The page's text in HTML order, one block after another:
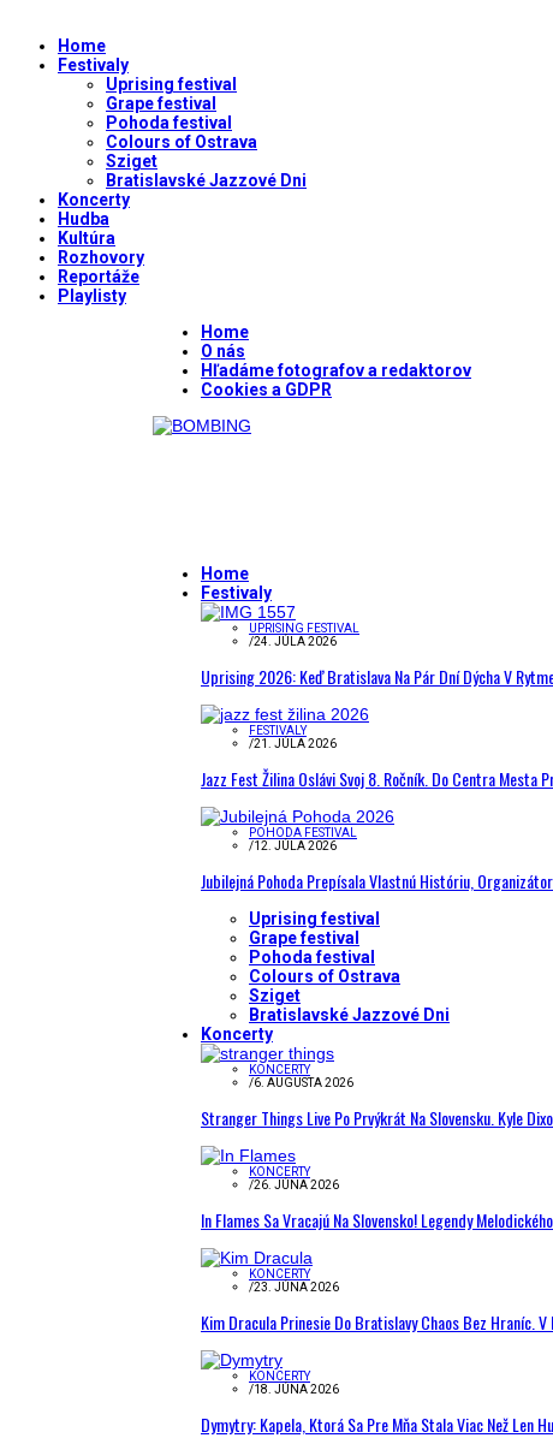
Home
Festivaly
Uprising festival
Grape festival
Pohoda festival
Colours of Ostrava
Sziget
Bratislavské Jazzové Dni
Koncerty
Hudba
Kultúra
Rozhovory
Reportáže
Playlisty
Home
O nás
Hľadáme fotografov a redaktorov
Cookies a GDPR
Home
Festivaly
UPRISING FESTIVAL
/24. JÚLA 2026
Uprising 2026: Keď Bratislava Na Pár Dní Dýcha V
FESTIVALY
/21. JÚLA 2026
Jazz Fest Žilina Oslávi Svoj 8. Ročník. Do Centra Mesta
POHODA FESTIVAL
/12. JÚLA 2026
Jubilejná Pohoda Prepísala Vlastnú Históriu,
Uprising festival
Grape festival
Pohoda festival
Colours of Ostrava
Sziget
Bratislavské Jazzové Dni
Koncerty
KONCERTY
/6. AUGUSTA 2026
Stranger Things Live Po Prvýkrát Na Slovensku. Kyle
KONCERTY
/26. JÚNA 2026
In Flames Sa Vracajú Na Slovensko! Legendy
KONCERTY
/23. JÚNA 2026
Kim Dracula Prinesie Do Bratislavy Chaos Bez Hraníc.
KONCERTY
/18. JÚNA 2026
Dymytry: Kapela, Ktorá Sa Pre Mňa Stala Viac Než Len